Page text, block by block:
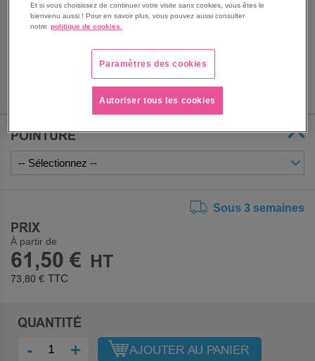
Chaussureure de sécurité amagnétique.
Voir le descriptif complet
POINTURE
Sous 3 semaines
PRIX
À partir de
61,50 €
73,80 €
QUANTITÉ
- + AJOUTER AU PANIER
Et si vous choisissez de continuer votre visite sans cookies, vous êtes le
bienvenu aussi ! Pour en savoir plus, vous pouvez aussi consulter
notre politique de cookies.
Paramètres des cookies
Autoriser tous les cookies